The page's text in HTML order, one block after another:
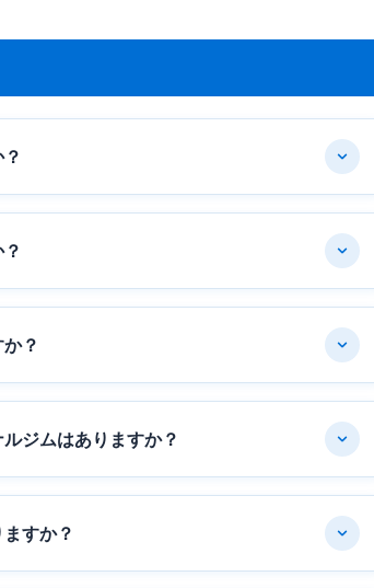
？
ジムはありますか？
すか？